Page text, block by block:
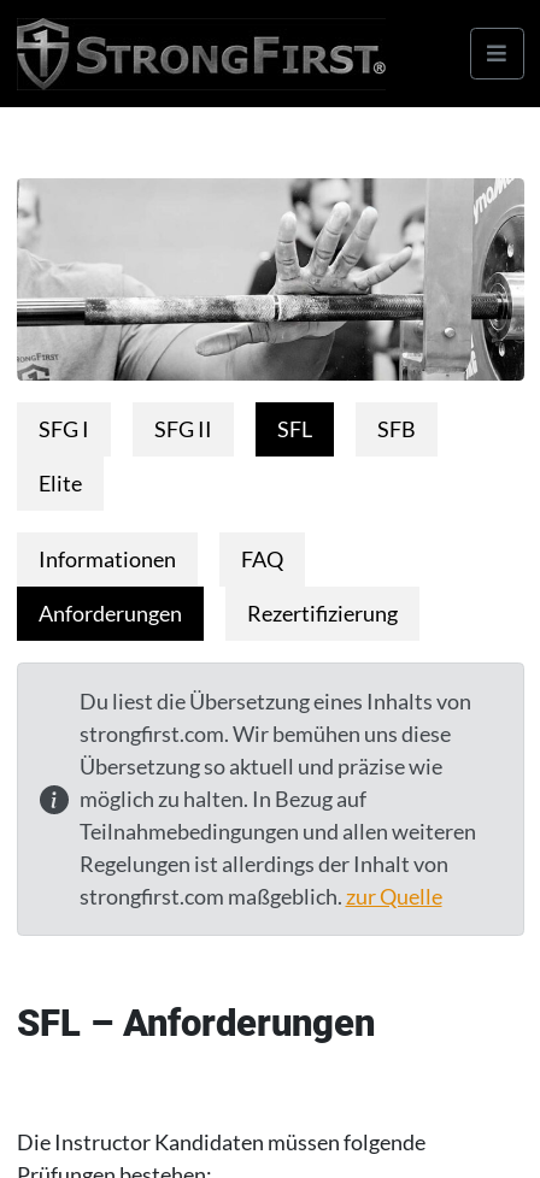
SFG I SFG II SFL SFB
Elite
Informationen FAQ
Anforderungen Rezertifizierung
Du liest die Übersetzung eines Inhalts von
strongfirst.com. Wir bemühen uns diese
Übersetzung so aktuell und präzise wie
möglich zu halten. In Bezug auf
Teilnahmebedingungen und allen weiteren
Regelungen ist allerdings der Inhalt von
strongfirst.com maßgeblich. zur Quelle
SFL – Anforderungen
Die Instructor Kandidaten müssen folgende